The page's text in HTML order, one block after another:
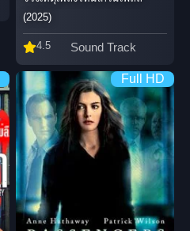
(2025)
4.5 Sound Track
Full HD